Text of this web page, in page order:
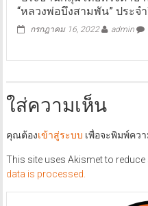
“หลวงพ่อบึงสามพัน” ประจ
กรกฎาคม 16, 2022 admin
ใส่ความเห็น
คุณต้องเข้าสู่ระบบ เพื่อจะพิมพ์คว
This site uses Akismet to reduce
data is processed.